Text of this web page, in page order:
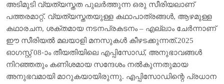
അടിമുടി വ്യത്യസ്തത പുലർത്തുന്ന ഒരു സീരിയലാണ്
പത്തരമാറ്റ്. വ്യത്യസ്തതയുള്ള കഥാപാത്രങ്ങൾ, ആഴമുള്ള
കഥാരചന, ശക്തമായ നടനപ്രകടനം – എല്ലാം ചേർന്നാണ്
ഈ സീരിയൽ മലയാളി മനസുകൾ കീഴടക്കുന്നത്.2025
ഓഗസ്റ്റ് 08-ാം തീയതിയിലെ എപ്പിസോഡ്, അനുഭാവങ്ങൾ
നിറഞ്ഞതും കണിശമായ സന്ദേശം നൽകുന്നതുമായ
അനുഭവമായി മാറുകയായിരുന്നു. എപ്പിസോഡിന്റെ പ്രധാന